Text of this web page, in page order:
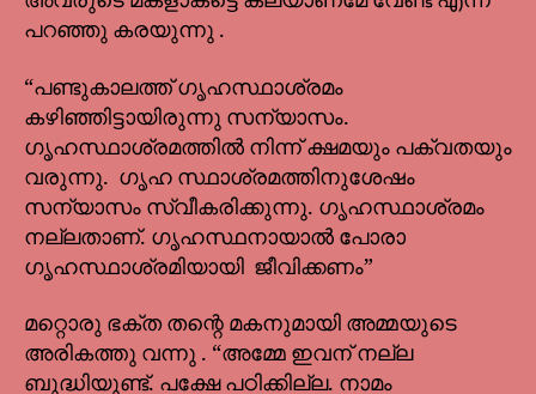
പറഞ്ഞു കരയുന്നു .
“പണ്ടുകാലത്ത് ഗൃഹസ്ഥാശ്രമം
കഴിഞ്ഞിട്ടായിരുന്നു സന്യാസം.
ഗൃഹസ്ഥാശ്രമത്തിൽ നിന്ന് ക്ഷമയും പക്വതയും
വരുന്നു. ഗൃഹ സ്ഥാശ്രമത്തിനുശേഷം
സന്യാസം സ്വീകരിക്കുന്നു. ഗൃഹസ്ഥാശ്രമം
നല്ലതാണ്. ഗൃഹസ്ഥനായാൽ പോരാ
ഗൃഹസ്ഥാശ്രമിയായി ജീവിക്കണം”
മറ്റൊരു ഭക്ത തന്റെ മകനുമായി അമ്മയുടെ
അരികത്തു വന്നു . “അമ്മേ ഇവന് നല്ല
ബുദ്ധിയുണ്ട്. പക്ഷേ പഠിക്കില്ല. നാമം